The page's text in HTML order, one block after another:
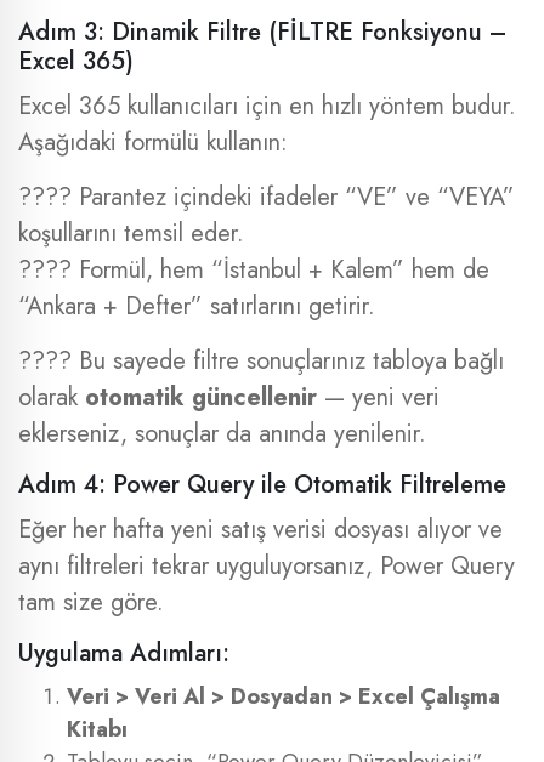
Adım 3: Dinamik Filtre (FİLTRE Fonksiyonu –
Excel 365)
Excel 365 kullanıcıları için en hızlı yöntem budur.
Aşağıdaki formülü kullanın:
???? Parantez içindeki ifadeler “VE” ve “VEYA”
koşullarını temsil eder.
???? Formül, hem “İstanbul + Kalem” hem de
“Ankara + Defter” satırlarını getirir.
???? Bu sayede filtre sonuçlarınız tabloya bağlı
olarak otomatik güncellenir — yeni veri
eklerseniz, sonuçlar da anında yenilenir.
Adım 4: Power Query ile Otomatik Filtreleme
Eğer her hafta yeni satış verisi dosyası alıyor ve
aynı filtreleri tekrar uyguluyorsanız, Power Query
tam size göre.
Uygulama Adımları:
Veri > Veri Al > Dosyadan > Excel Çalışma
Kitabı